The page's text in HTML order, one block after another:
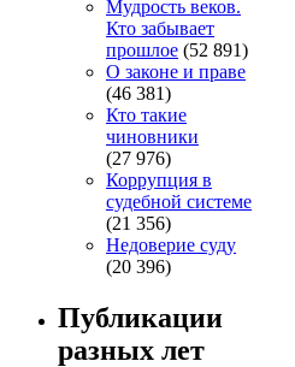
Мудрость веков.
Кто забывает
прошлое (52 891)
О законе и праве
(46 381)
Кто такие
чиновники
(27 976)
Коррупция в
судебной системе
(21 356)
Недоверие суду
(20 396)
Публикации
разных лет